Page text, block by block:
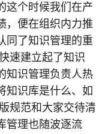
这个时候我们在产
，便在组织内力推
同了知识管理的重
速建立起了知识
知识管理负责人热
知识库是什么、如
规范和大家交待清
管理也随波逐流